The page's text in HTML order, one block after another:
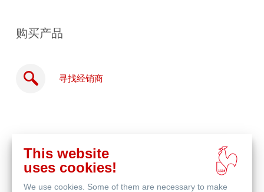
购买产品
寻找经销商
线
购相关产品
This website
uses cookies!
We use cookies. Some of them are necessary to make